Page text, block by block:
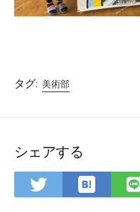
タグ: 美術部
シェアする
Twitter
で
は
て